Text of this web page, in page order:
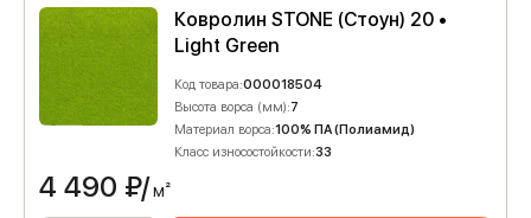
Ковролин STONE (Стоун) 20 •
Light Green
Код товара:000018504
Высота ворса (мм):7
Материал ворса:100% ПА (Полиамид)
Класс износостойкости:33
4 490 ₽/м²